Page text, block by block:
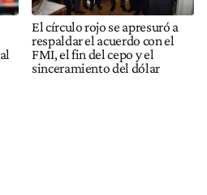
El círculo rojo se apresuró a
respaldar el acuerdo con el
FMI, el fin del cepo y el
sinceramiento del dólar